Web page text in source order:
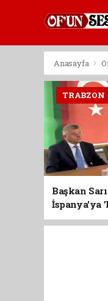
Anasayfa
TRABZON
Başkan
İspanya'ya